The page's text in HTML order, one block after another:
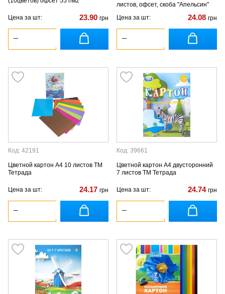
Цена за шт: 23.90 грн
листов, офсет, скоба "Апельсин"
Цена за шт:
24.08 грн
Код: 42191
Цветной картон А4 10 листов ТМ
Тетрада
Цена за шт: 24.17 грн
Код: 39661
Цветной картон А4 двусторонний
7 листов ТМ Тетрада
Цена за шт: 24.74 грн